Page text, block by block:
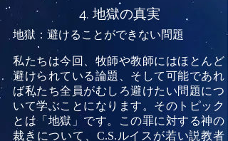
4. 地獄の真実
地獄：避けることができない問題
私たちは今回、牧師や教師にはほとんど
避けられている論題、そして可能であれ
ば私たち全員がむしろ避けたい問題につ
いて学ぶことになります。そのトピック
とは「地獄」です。
この罪に対する神の
裁きについて、 C.S. ルイスが若い説教者